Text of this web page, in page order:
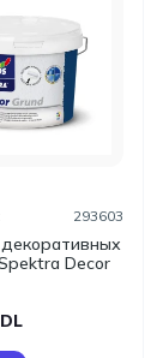
Decor
293603